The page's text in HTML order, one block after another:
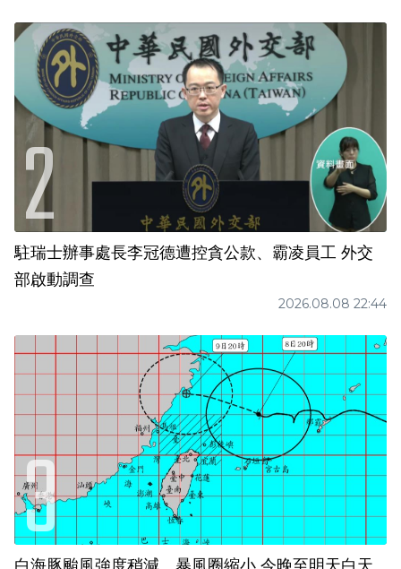
駐瑞士辦事處長李冠德遭控貪公款、霸凌員工 外交
部啟動調查
2026.08.08 22:44